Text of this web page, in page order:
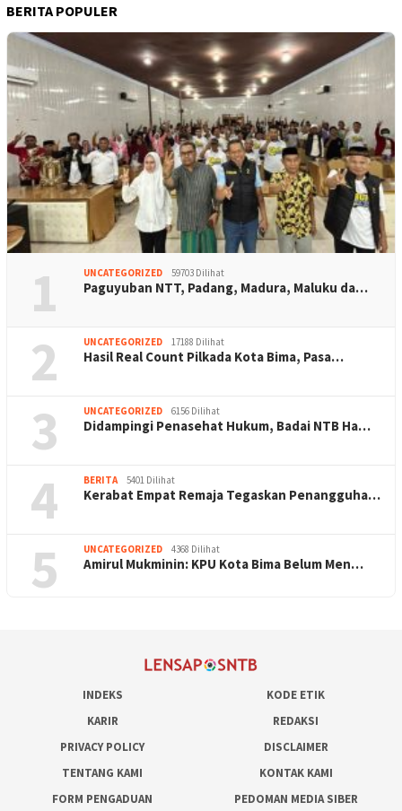
BERITA POPULER
1 UNCATEGORIZED 59703 Dilihat
Paguyuban NTT, Padang, Madura, Maluku da…
2 UNCATEGORIZED 17188 Dilihat
Hasil Real Count Pilkada Kota Bima, Pasa…
3 UNCATEGORIZED 6156 Dilihat
Didampingi Penasehat Hukum, Badai NTB Ha…
4 BERITA 5401 Dilihat
Kerabat Empat Remaja Tegaskan Penangguha…
5 UNCATEGORIZED 4368 Dilihat
Amirul Mukminin: KPU Kota Bima Belum Men…
INDEKS
KODE ETIK
KARIR
REDAKSI
PRIVACY POLICY
DISCLAIMER
TENTANG KAMI
KONTAK KAMI
FORM PENGADUAN
PEDOMAN MEDIA SIBER